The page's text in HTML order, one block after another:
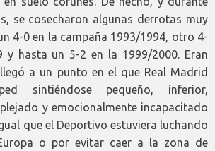
se cosecharon algunas derrotas muy
4-0 en la campaña 1993/1994, otro 4-
y hasta un 5-2 en la 1999/2000. Eran
a un punto en el que Real Madrid
sintiéndose pequeño, inferior,
y emocionalmente incapacitado
que el Deportivo estuviera luchando
o por evitar caer a la zona de